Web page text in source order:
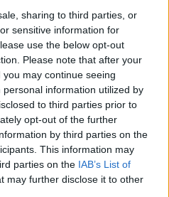
sharing to third parties, or
sensitive information for
use the below opt-out
Please note that after your
may continue seeing
information utilized by
to third parties prior to
opt-out of the further
by third parties on the
This information may
parties on the IAB’s List of
may further disclose it to other